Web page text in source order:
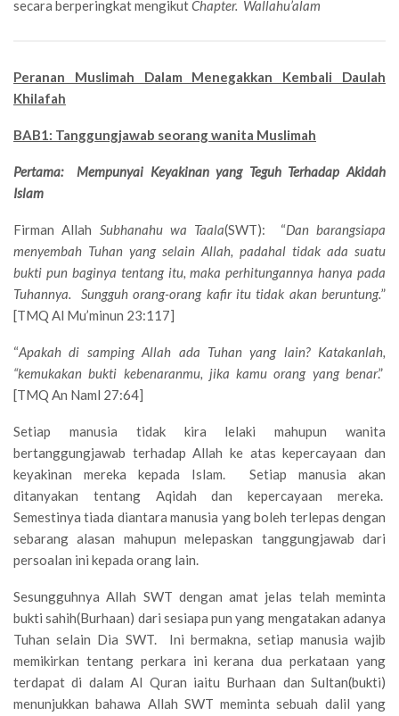
secara berperingkat mengikutChapter. Wallahu’alam
Peranan Muslimah Dalam Menegakkan Kembali Daulah
Khilafah
BAB1: Tanggungjawab seorang wanita Muslimah
Pertama: Mempunyai Keyakinan yang Teguh Terhadap Akidah
Islam
Firman Allah Subhanahu wa Taala(SWT): “Dan barangsiapa
menyembah Tuhan yang selain Allah, padahal tidak ada suatu
bukti pun baginya tentang itu, maka perhitungannya hanya pada
Tuhannya. Sungguh orang-orang kafir itu tidak akan beruntung.”
[TMQ Al Mu’minun 23:117]
“Apakah di samping Allah ada Tuhan yang lain? Katakanlah,
“kemukakan bukti kebenaranmu, jika kamu orang yang benar.”
[TMQ An Naml 27:64]
Setiap manusia tidak kira lelaki mahupun wanita
bertanggungjawab terhadap Allah ke atas kepercayaan dan
keyakinan mereka kepada Islam. Setiap manusia akan
ditanyakan tentang Aqidah dan kepercayaan mereka.
Semestinya tiada diantara manusia yang boleh terlepas dengan
sebarang alasan mahupun melepaskan tanggungjawab dari
persoalan ini kepada orang lain.
Sesungguhnya Allah SWT dengan amat jelas telah meminta
bukti sahih(Burhaan) dari sesiapa pun yang mengatakan adanya
Tuhan selain Dia SWT. Ini bermakna, setiap manusia wajib
memikirkan tentang perkara ini kerana dua perkataan yang
terdapat di dalam Al Quran iaitu Burhaan dan Sultan(bukti)
menunjukkan bahawa Allah SWT meminta sebuah dalil yang